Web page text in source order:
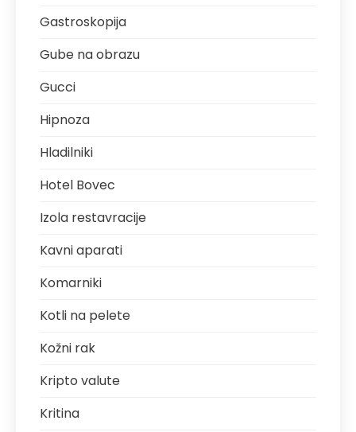
Gastroskopija
Gube na obrazu
Gucci
Hipnoza
Hladilniki
Hotel Bovec
Izola restavracije
Kavni aparati
Komarniki
Kotli na pelete
Kožni rak
Kripto valute
Kritina